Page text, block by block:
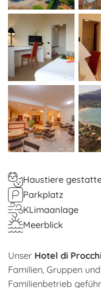
Haustiere
Parkplatz
KLimaanlage
Meerblick
Unser Hotel di
Familien, Gruppen
Familienbetrieb